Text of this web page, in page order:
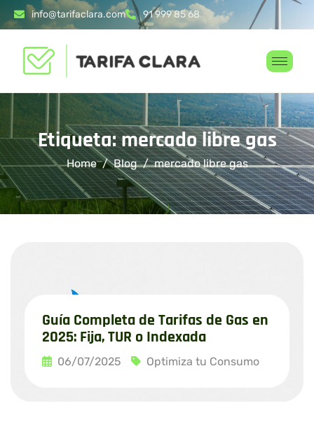
info@tarifaclara.com 91 999 85 68
Etiqueta: mercado libre gas
Home Blog mercado libre gas
Guía Completa de Tarifas de Gas en
2025: Fija, TUR o Indexada
06/07/2025 Optimiza tu Consumo